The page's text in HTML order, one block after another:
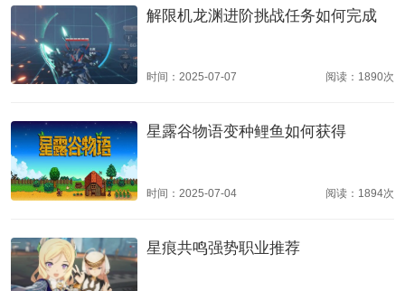
解限机龙渊进阶挑战任务如何完成
时间：2025-07-07 阅读：1890次
星露谷物语变种鲤鱼如何获得
时间：2025-07-04 阅读：1894次
星痕共鸣强势职业推荐